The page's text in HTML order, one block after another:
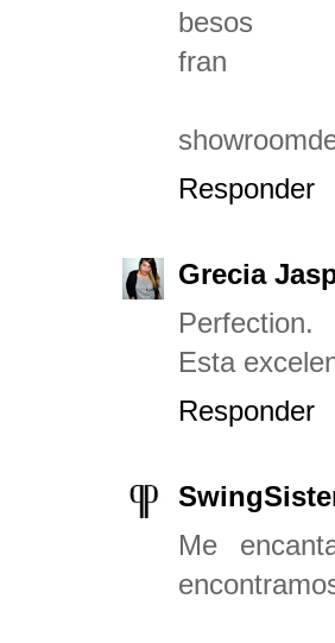
besos
fran
Responder
Grecia
Perfection.
Esta
Responder
Me